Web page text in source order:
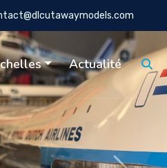
Actualité